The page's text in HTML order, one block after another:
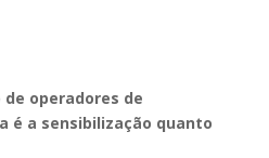
operadores de
é a sensibilização quanto